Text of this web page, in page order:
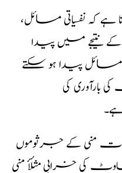
کہ نفسیاتی مسائل،
نتیجے میں پیدا
مسائل پیدا ہو سکتے
بارآوری کی
منی کے جرثوموں
کی خرابی مثلأٔ منی